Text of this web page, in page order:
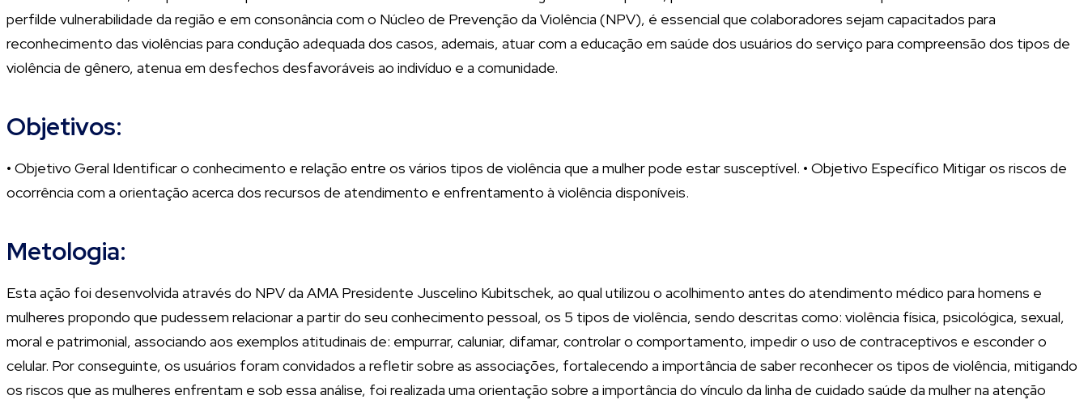
perfilde vulnerabilidade da região e em consonância com o Núcleo de Prevenção da Violência (NPV), é essencial que colaboradores sejam capacitados para
reconhecimento das violências para condução adequada dos casos, ademais, atuar com a educação em saúde dos usuários do serviço para compreensão dos tipos de
violência de gênero, atenua em desfechos desfavoráveis ao indivíduo e a comunidade.
Objetivos:
• Objetivo Geral Identificar o conhecimento e relação entre os vários tipos de violência que a mulher pode estar susceptível. • Objetivo Específico Mitigar os riscos de
ocorrência com a orientação acerca dos recursos de atendimento e enfrentamento à violência disponíveis.
Metologia:
Esta ação foi desenvolvida através do NPV da AMA Presidente Juscelino Kubitschek, ao qual utilizou o acolhimento antes do atendimento médico para homens e
mulheres propondo que pudessem relacionar a partir do seu conhecimento pessoal, os 5 tipos de violência, sendo descritas como: violência física, psicológica, sexual,
moral e patrimonial, associando aos exemplos atitudinais de: empurrar, caluniar, difamar, controlar o comportamento, impedir o uso de contraceptivos e esconder o
celular. Por conseguinte, os usuários foram convidados a refletir sobre as associações, fortalecendo a importância de saber reconhecer os tipos de violência, mitigando
os riscos que as mulheres enfrentam e sob essa análise, foi realizada uma orientação sobre a importância do vínculo da linha de cuidado saúde da mulher na atenção